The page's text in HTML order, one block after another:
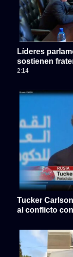
Líderes
sostienen
2:14
Tucker
al conflicto